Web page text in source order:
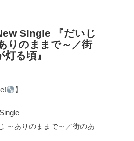
Single 『だいじ
りのままで～／街
る頃』
】
～ありのままで～／街のあ